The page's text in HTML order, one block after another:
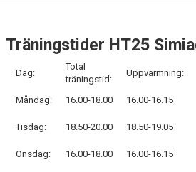
BILDGALLERI
Träningstider HT25
Dag:
Total
träningstid:
Uppvärmning:
Måndag: 16.00-18.00 16.00-16.15
Tisdag: 18.50-20.00 18.50-19.05
Onsdag: 16.00-18.00 16.00-16.15